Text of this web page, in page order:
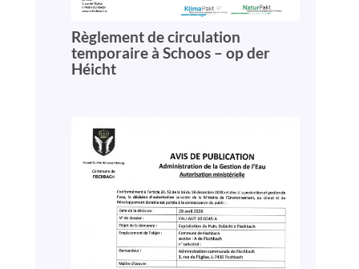
Règlement de circulation
temporaire à Schoos – op der
Héicht